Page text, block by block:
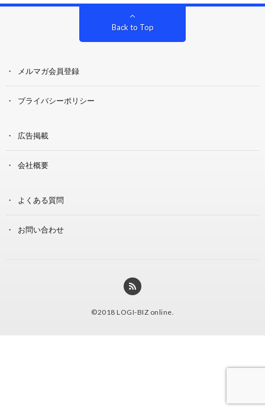
Back to Top
メルマガ会員登録
プライバシーポリシー
広告掲載
会社概要
よくある質問
お問い合わせ
©2018 LOGI-BIZ online.